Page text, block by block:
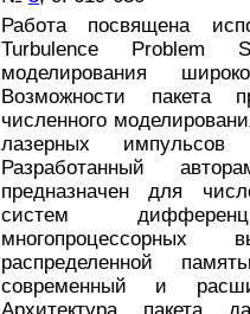
Работа посвящена
Turbulence Problem
моделирования
Возможности пакета
численного
лазерных
Разработанный
предназначен для
систем
распределенной
современный и